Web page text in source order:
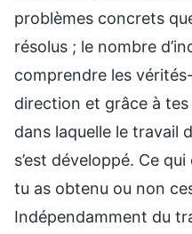
problèmes concrets
résolus ; le nombre
comprendre les
direction et grâce à
dans laquelle le travail
s’est développé. Ce
tu as obtenu ou non
Indépendamment du